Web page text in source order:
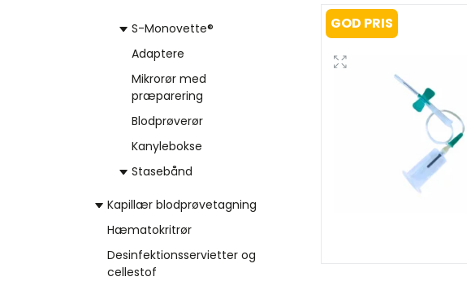
S-Monovette®
Adaptere
Mikrorør med
præparering
Blodprøverør
Kanylebokse
Stasebånd
Kapillær blodprøvetagning
Hæmatokritrør
Desinfektionsservietter og
cellestof
GOD PRIS